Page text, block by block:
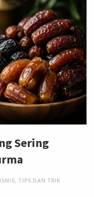
Sering
TIPS DAN TRIK